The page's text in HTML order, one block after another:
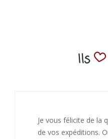
Ils
J’ai adoré ouvrir ce
bienveillant et fait